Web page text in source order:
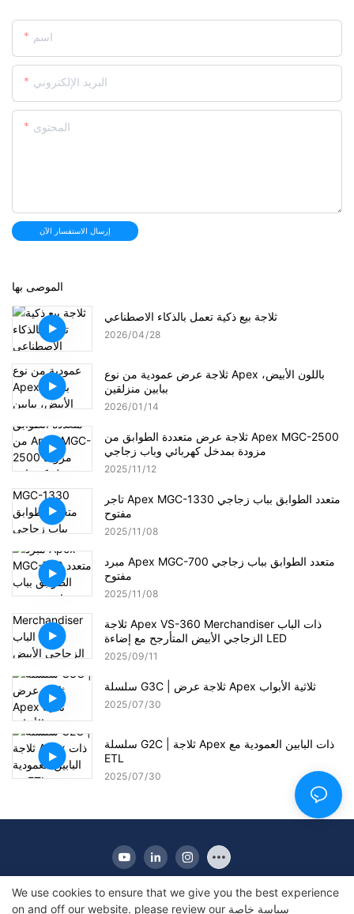
اسم
البريد الإلكتروني
المحتوى
إرسال الاستفسار الآن
الموصى بها
ثلاجة بيع ذكية تعمل بالذكاء الاصطناعي
2026 04 28
ثلاجة عرض عمودية من نوع Apex باللون الأبيض،
ببابين منزلقين
2026 01 14
ثلاجة عرض متعددة الطوابق من Apex MGC-2500
مزودة بمدخل كهربائي وباب زجاجي
2025 11 12
تاجر Apex MGC-1330 متعدد الطوابق بباب زجاجي
مفتوح
2025 11 08
مبرد Apex MGC-700 متعدد الطوابق بباب زجاجي
مفتوح
2025 11 08
ثلاجة Apex VS-360 Merchandiser ذات الباب
الزجاجي الأبيض المتأرجح مع إضاءة LED
2025 09 11
سلسلة G3C | ثلاجة عرض Apex ثلاثية الأبواب
2025 07 30
سلسلة G2C | ثلاجة Apex ذات البابين العمودية مع
ETL
2025 07 30
We use cookies to ensure that we give you the best experience
on and off our website. please review our سياسة خاصة